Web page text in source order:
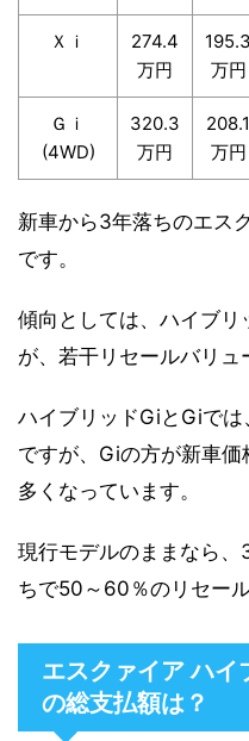
Ｘｉ
274.4
万円
195.3
万円
Ｇｉ
(4WD)
320.3
万円
208.1
万円
新車から3年落ちのエス
です。
傾向としては、ハイブ
が、若干リセールバリュ
ハイブリッドGiとGiで
ですが、Giの方が新車
多くなっています。
現行モデルのままなら
ちで50～60％のリセー
エスクァイア ハイ
の総支払額は？